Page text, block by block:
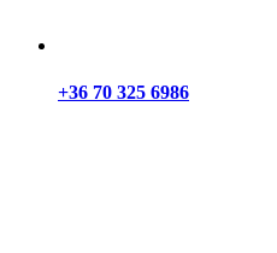
+36 70 325 6986